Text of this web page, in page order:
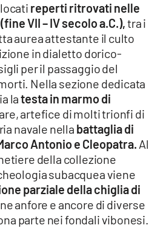
reperti ritrovati nelle
VII – IV secolo a.C.),tra i
aurea attestante il culto
in dialetto dorico-
per il passaggio del
Nella sezione dedicata
latesta in marmo di
artefice di molti trionfi di
navale nella battaglia di
Antonio e Cleopatra. Al
della collezione
subacquea viene
parziale della chiglia di
anfore e ancore di diverse
parte nei fondali vibonesi.